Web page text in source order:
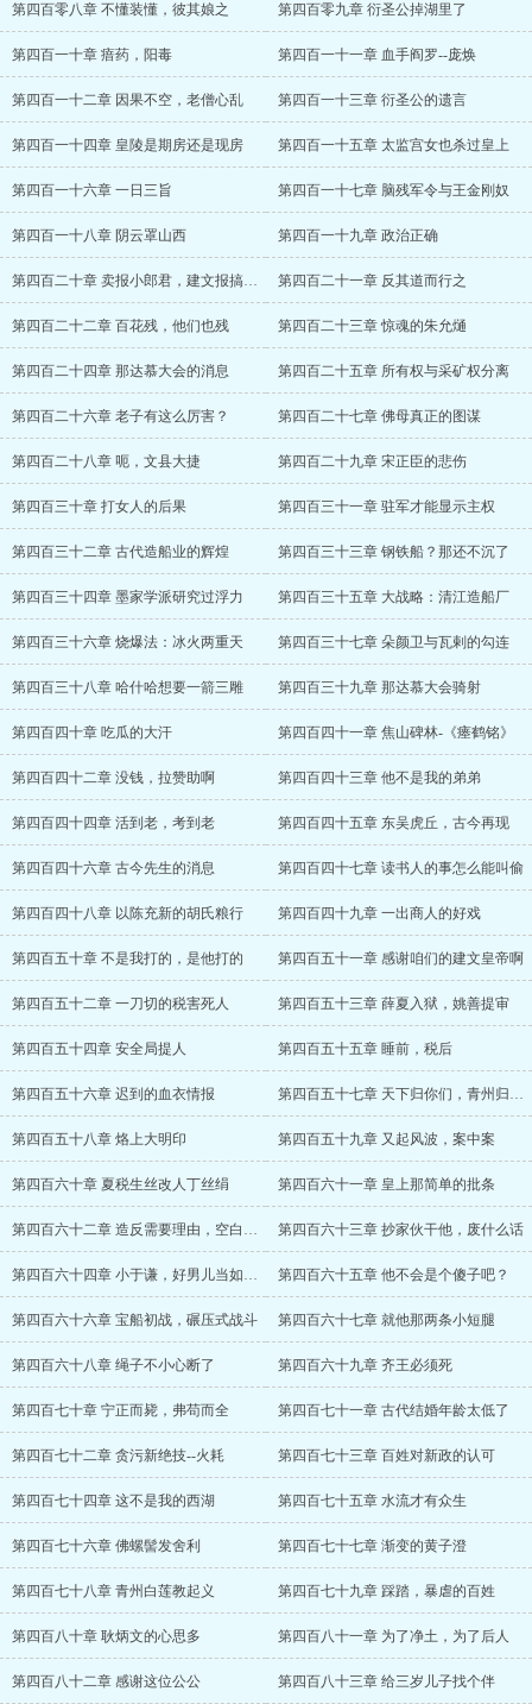
第四百零八章 不懂装懂，彼其娘之 第四百零九章 衍圣公掉湖里了
第四百一十章 瘖药，阳毒 第四百一十一章 血手阎罗--庞焕
第四百一十二章 因果不空，老僧心乱 第四百一十三章 衍圣公的遗言
第四百一十四章 皇陵是期房还是现房 第四百一十五章 太监宫女也杀过皇上
第四百一十六章 一日三旨 第四百一十七章 脑残军令与王金刚奴
第四百一十八章 阴云罩山西 第四百一十九章 政治正确
第四百二十章 卖报小郎君，建文报搞辟谣 第四百二十一章 反其道而行之
第四百二十二章 百花残，他们也残 第四百二十三章 惊魂的朱允熥
第四百二十四章 那达慕大会的消息 第四百二十五章 所有权与采矿权分离
第四百二十六章 老子有这么厉害？ 第四百二十七章 佛母真正的图谋
第四百二十八章 呃，文县大捷 第四百二十九章 宋正臣的悲伤
第四百三十章 打女人的后果 第四百三十一章 驻军才能显示主权
第四百三十二章 古代造船业的辉煌 第四百三十三章 钢铁船？那还不沉了
第四百三十四章 墨家学派研究过浮力 第四百三十五章 大战略：清江造船厂
第四百三十六章 烧爆法：冰火两重天 第四百三十七章 朵颜卫与瓦剌的勾连
第四百三十八章 哈什哈想要一箭三雕 第四百三十九章 那达慕大会骑射
第四百四十章 吃瓜的大汗 第四百四十一章 焦山碑林-《瘗鹤铭》
第四百四十二章 没钱，拉赞助啊 第四百四十三章 他不是我的弟弟
第四百四十四章 活到老，考到老 第四百四十五章 东吴虎丘，古今再现
第四百四十六章 古今先生的消息 第四百四十七章 读书人的事怎么能叫偷
第四百四十八章 以陈充新的胡氏粮行 第四百四十九章 一出商人的好戏
第四百五十章 不是我打的，是他打的 第四百五十一章 感谢咱们的建文皇帝啊
第四百五十二章 一刀切的税害死人 第四百五十三章 薛夏入狱，姚善提审
第四百五十四章 安全局提人 第四百五十五章 睡前，税后
第四百五十六章 迟到的血衣情报 第四百五十七章 天下归你们，青州归我们
第四百五十八章 烙上大明印 第四百五十九章 又起风波，案中案
第四百六十章 夏税生丝改人丁丝绢 第四百六十一章 皇上那简单的批条
第四百六十二章 造反需要理由，空白的旨意 第四百六十三章 抄家伙干他，废什么话
第四百六十四章 小于谦，好男儿当如文天祥 第四百六十五章 他不会是个傻子吧？
第四百六十六章 宝船初战，碾压式战斗 第四百六十七章 就他那两条小短腿
第四百六十八章 绳子不小心断了 第四百六十九章 齐王必须死
第四百七十章 宁正而毙，弗苟而全 第四百七十一章 古代结婚年龄太低了
第四百七十二章 贪污新绝技--火耗 第四百七十三章 百姓对新政的认可
第四百七十四章 这不是我的西湖 第四百七十五章 水流才有众生
第四百七十六章 佛螺髻发舍利 第四百七十七章 渐变的黄子澄
第四百七十八章 青州白莲教起义 第四百七十九章 踩踏，暴虐的百姓
第四百八十章 耿炳文的心思多 第四百八十一章 为了净土，为了后人
第四百八十二章 感谢这位公公 第四百八十三章 给三岁儿子找个伴